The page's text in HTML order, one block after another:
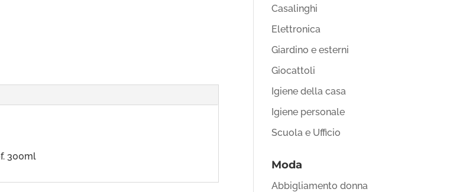
300ml
Casalinghi
Elettronica
Giardino e esterni
Giocattoli
Igiene della casa
Igiene personale
Scuola e Ufficio
Moda
Abbigliamento donna